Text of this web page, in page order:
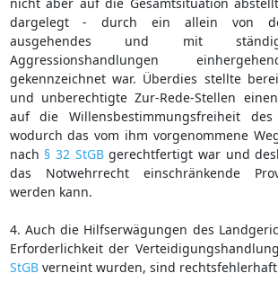
dargelegt - durch ein allein von
ausgehendes und mit
Aggressionshandlungen
gekennzeichnet war. Überdies stellte
und unberechtigte Zur-Rede-Stellen
auf die Willensbestimmungsfreiheit des
wodurch das vom ihm vorgenommene
nach § 32 StGBgerechtfertigt war und
das Notwehrrecht einschränkende
werden kann.
4. Auch die Hilfserwägungen des
Erforderlichkeit der
StGBverneint wurden, sind